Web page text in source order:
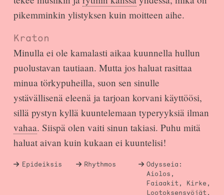
pikemminkin ylistyksen kuin moitteen aihe.
Kraton
Minulla ei ole kamalasti aikaa kuunnella hullun
puolustavan tautiaan. Mutta jos haluat rasittaa
minua törkypuheilla, suon sen sinulle
ystävällisenä eleenä ja tarjoan korvani käyttöösi,
sillä pystyn kyllä kuuntelemaan typeryyksiä ilman
vahaa. Siispä olen vaiti sinun takiasi. Puhu mitä
haluat aivan kuin kukaan ei kuuntelisi!
Epideiksis Rhythmos
Odysseia:
Aiolos,
Faiaakit, Kirke,
Lootoksensyöjät,